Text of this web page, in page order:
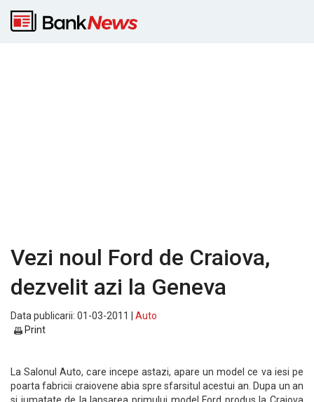
Vezi noul Ford de Craiova,
dezvelit azi la Geneva
Data publicarii: 01-03-2011 | Auto
Print
La Salonul Auto, care incepe astazi, apare un model ce va iesi pe
poarta fabricii craiovene abia spre sfarsitul acestui an. Dupa un an